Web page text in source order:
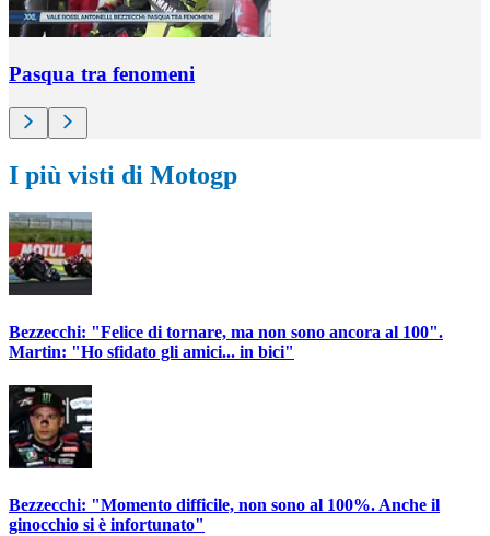
Pasqua tra fenomeni
I più visti di Motogp
Bezzecchi: "Felice di tornare, ma non sono ancora al 100".
Martin: "Ho sfidato gli amici... in bici"
Bezzecchi: "Momento difficile, non sono al 100%. Anche il
ginocchio si è infortunato"